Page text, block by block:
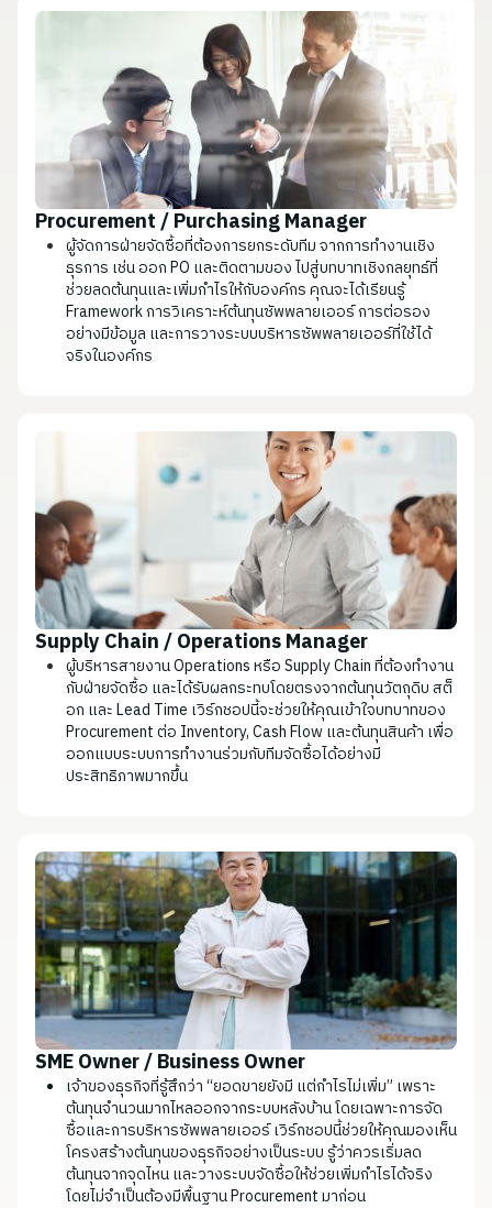
Procurement / Purchasing Manager
ผู้จัดการฝ่ายจัดซื้อที่ต้องการยกระดับทีม จากการทำงานเชิง
ธุรการ เช่น ออก PO และติดตามของ ไปสู่บทบาทเชิงกลยุทธ์ที่
ช่วยลดต้นทุนและเพิ่มกำไรให้กับองค์กร คุณจะได้เรียนรู้
Framework การวิเคราะห์ต้นทุนซัพพลายเออร์ การต่อรอง
อย่างมีข้อมูล และการวางระบบบริหารซัพพลายเออร์ที่ใช้ได้
จริงในองค์กร
Supply Chain / Operations Manager
ผู้บริหารสายงาน Operations หรือ Supply Chain ที่ต้องทำงาน
กับฝ่ายจัดซื้อ และได้รับผลกระทบโดยตรงจากต้นทุนวัตถุดิบ สต็
อก และ Lead Time เวิร์กชอปนี้จะช่วยให้คุณเข้าใจบทบาทของ
Procurement ต่อ Inventory, Cash Flow และต้นทุนสินค้า เพื่อ
ออกแบบระบบการทำงานร่วมกับทีมจัดซื้อได้อย่างมี
ประสิทธิภาพมากขึ้น
SME Owner / Business Owner
เจ้าของธุรกิจที่รู้สึกว่า “ยอดขายยังมี แต่กำไรไม่เพิ่ม” เพราะ
ต้นทุนจำนวนมากไหลออกจากระบบหลังบ้าน โดยเฉพาะการจัด
ซื้อและการบริหารซัพพลายเออร์ เวิร์กชอปนี้ช่วยให้คุณมองเห็น
โครงสร้างต้นทุนของธุรกิจอย่างเป็นระบบ รู้ว่าควรเริ่มลด
ต้นทุนจากจุดไหน และวางระบบจัดซื้อให้ช่วยเพิ่มกำไรได้จริง
โดยไม่จำเป็นต้องมีพื้นฐาน Procurement มาก่อน